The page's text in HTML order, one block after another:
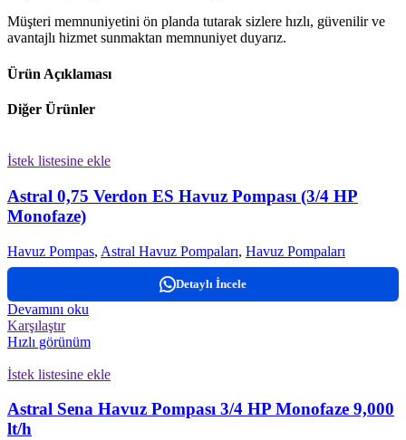
Müşteri memnuniyetini ön planda tutarak sizlere hızlı, güvenilir ve
avantajlı hizmet sunmaktan memnuniyet duyarız.
Ürün Açıklaması
Diğer Ürünler
İstek listesine ekle
Astral 0,75 Verdon ES Havuz Pompası (3/4 HP
Monofaze)
Havuz Pompas, Astral Havuz Pompaları, Havuz Pompaları
Detaylı İncele
Devamını oku
Karşılaştır
Hızlı görünüm
İstek listesine ekle
Astral Sena Havuz Pompası 3/4 HP Monofaze 9,000
lt/h